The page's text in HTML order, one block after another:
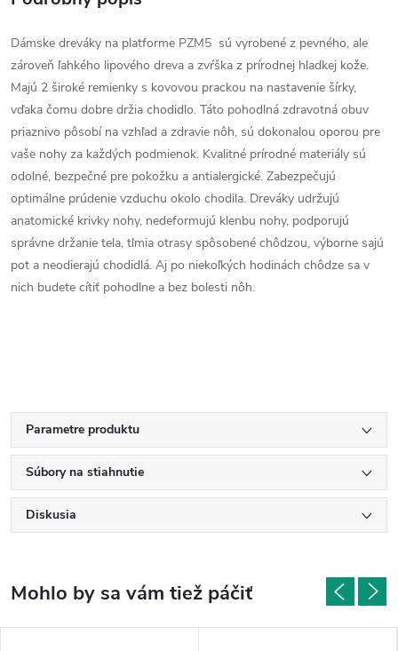
Dámske dreváky na platforme PZM5 sú vyrobené z pevného, ale
zároveň ľahkého lipového dreva a zvŕška z prírodnej hladkej kože.
Majú 2 široké remienky s kovovou prackou na nastavenie šírky,
vďaka čomu dobre držia chodidlo. Táto pohodlná zdravotná obuv
priaznivo pôsobí na vzhľad a zdravie nôh, sú dokonalou oporou pre
vaše nohy za každých podmienok. Kvalitné prírodné materiály sú
odolné, bezpečné pre pokožku a antialergické. Zabezpečujú
optimálne prúdenie vzduchu okolo chodila. Dreváky udržujú
anatomické krivky nohy, nedeformujú klenbu nohy, podporujú
správne držanie tela, tlmia otrasy spôsobené chôdzou, výborne sajú
pot a neodierajú chodidlá. Aj po niekoľkých hodinách chôdze sa v
nich budete cítiť pohodlne a bez bolesti nôh.
Parametre produktu
Súbory na stiahnutie
Diskusia